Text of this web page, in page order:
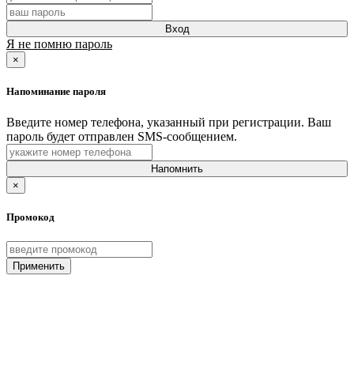
Вход
Я не помню пароль
×
Напоминание пароля
Введите номер телефона, указанный при регистрации. Ваш
пароль будет отправлен SMS-сообщением.
Напомнить
×
Промокод
Применить